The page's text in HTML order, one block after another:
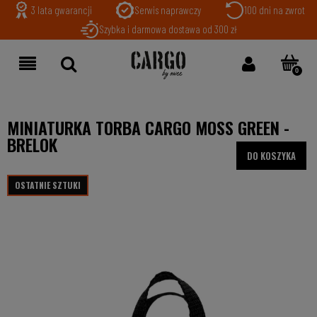
3 lata gwarancji Serwis naprawczy
100 dni na zwrot
Szybka i darmowa dostawa od 300 zł
MINIATURKA TORBA CARGO MOSS GREEN -
BRELOK
OSTATNIE SZTUKI
DO KOSZYKA